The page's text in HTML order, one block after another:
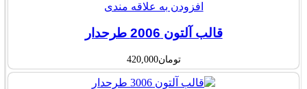
افزودن به علاقه مندی
قالب آلتون 2006 طرحدار
تومان420,000